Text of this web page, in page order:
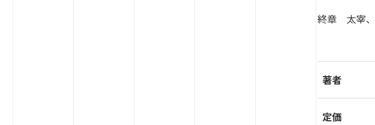
終章 太宰、
著者
定価